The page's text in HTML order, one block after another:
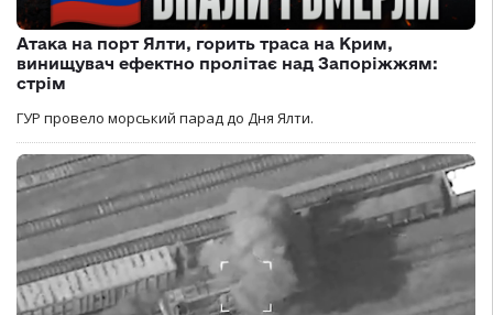
Атака на порт Ялти, горить траса на Крим,
винищувач ефектно пролітає над Запоріжжям:
стрім
ГУР провело морський парад до Дня Ялти.